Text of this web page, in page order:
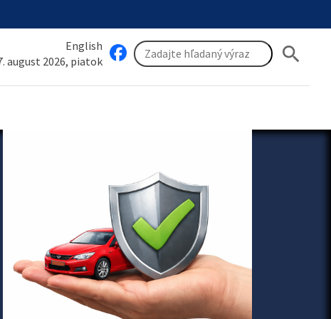
English
august 2026, piatok
search